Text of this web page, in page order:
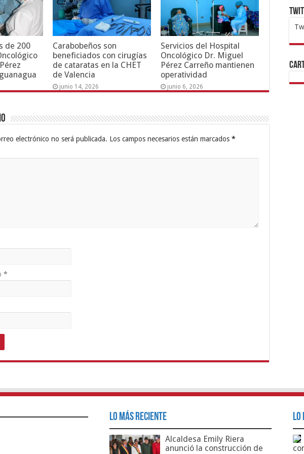
de 200
Carabobeños son
beneficiados con cirugías
de cataratas en la CHET
de Valencia
junio 14, 2026
Servicios del Hospital
Oncológico Dr. Miguel
Pérez Carreño mantienen
operatividad
junio 6, 2026
electrónico no será publicada. Los campos necesarios están marcados *
*
Lo Más Reciente
Alcaldesa Emily Riera
anunció la construcción de